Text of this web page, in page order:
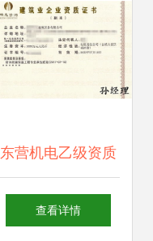
东营机电乙级资质
注册与劳务分包服
查看详情